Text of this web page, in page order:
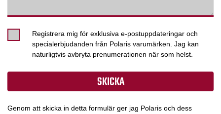
Registrera mig för exklusiva e-postuppdateringar och
specialerbjudanden från Polaris varumärken. Jag kan
naturligtvis avbryta prenumerationen när som helst.
Genom att skicka in detta formulär ger jag Polaris och dess